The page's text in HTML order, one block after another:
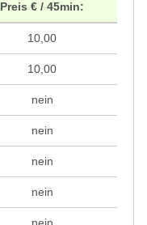
Preis € / 45min:
10,00
10,00
nein
nein
nein
nein